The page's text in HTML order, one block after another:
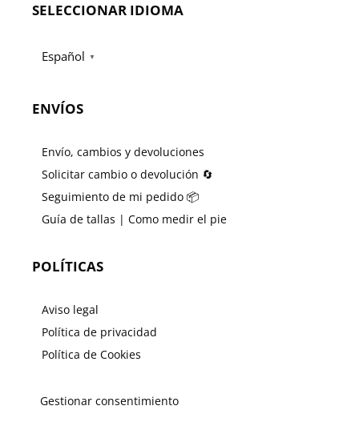
SELECCIONAR IDIOMA
Español ▼
ENVÍOS
Envío, cambios y devoluciones
Solicitar cambio o devolución 🔄
Seguimiento de mi pedido 📦
Guía de tallas | Como medir el pie
POLÍTICAS
Aviso legal
Política de privacidad
Política de Cookies
Gestionar consentimiento